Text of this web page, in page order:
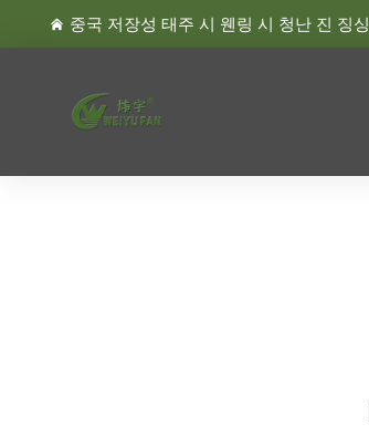
중국 저장성 태주 시 웬링 시 청난 진 징